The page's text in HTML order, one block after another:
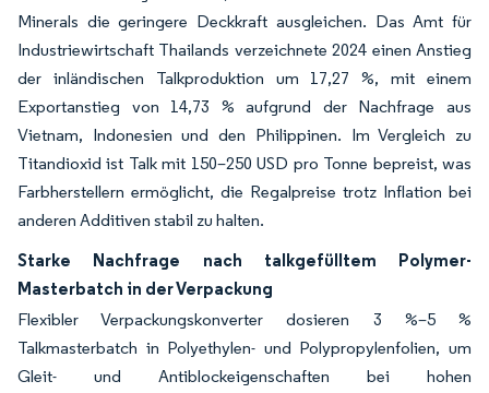
Minerals die geringere Deckkraft ausgleichen. Das Amt für
Industriewirtschaft Thailands verzeichnete 2024 einen Anstieg
der inländischen Talkproduktion um 17,27 %, mit einem
Exportanstieg von 14,73 % aufgrund der Nachfrage aus
Vietnam, Indonesien und den Philippinen. Im Vergleich zu
Titandioxid ist Talk mit 150–250 USD pro Tonne bepreist, was
Farbherstellern ermöglicht, die Regalpreise trotz Inflation bei
anderen Additiven stabil zu halten.
Starke Nachfrage nach talkgefülltem Polymer-
Masterbatch in der Verpackung
Flexibler Verpackungskonverter dosieren 3 %–5 %
Talkmasterbatch in Polyethylen- und Polypropylenfolien, um
Gleit- und Antiblockeigenschaften bei hohen